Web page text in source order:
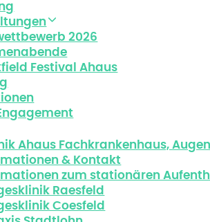
2026
Festival Ahaus
Ahaus Fachkrankenhaus,
& Kontakt
zum stationären
Raesfeld
Coesfeld